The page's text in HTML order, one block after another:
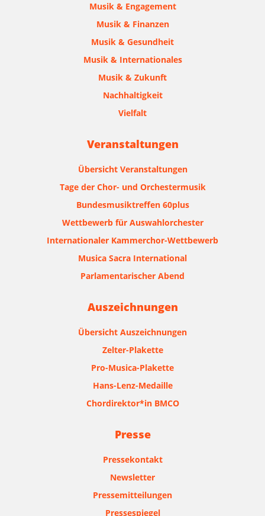
Musik & Engagement
Musik & Finanzen
Musik & Gesundheit
Musik & Internationales
Musik & Zukunft
Nachhaltigkeit
Vielfalt
Veranstaltungen
Übersicht Veranstaltungen
Tage der Chor- und Orchestermusik
Bundesmusiktreffen 60plus
Wettbewerb für Auswahlorchester
Internationaler Kammerchor-Wettbewerb
Musica Sacra International
Parlamentarischer Abend
Auszeichnungen
Übersicht Auszeichnungen
Zelter-Plakette
Pro-Musica-Plakette
Hans-Lenz-Medaille
Chordirektor*in BMCO
Presse
Pressekontakt
Newsletter
Pressemitteilungen
Pressespiegel